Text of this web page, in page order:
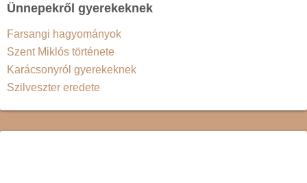
Ünnepekről gyerekeknek
Farsangi hagyományok
Szent Miklós története
Karácsonyról gyerekeknek
Szilveszter eredete